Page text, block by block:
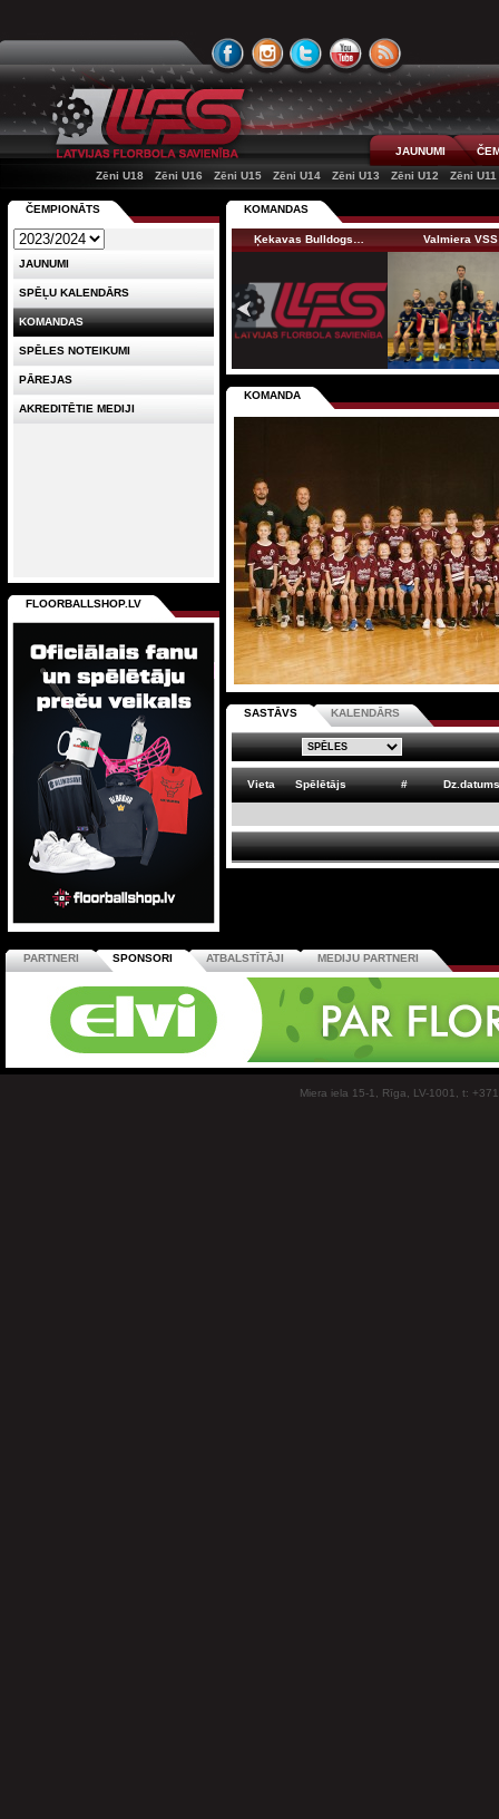
JAUNUMI
Zēni U18
Zēni U16 Zēni U15 Zēni U14 Zēni U13 Zēni U12 Zēni U11
KOMANDAS
Ķekavas Bulldogs… Valmiera
KOMANDA
SASTĀVS KALENDĀRS
Vieta Spēlētājs # Dz.datums
ČEMPIONĀTS
JAUNUMI
SPĒĻU KALENDĀRS
KOMANDAS
SPĒLES NOTEIKUMI
PĀREJAS
AKREDITĒTIE MEDIJI
FLOORBALLSHOP.LV
PARTNERI SPONSORI ATBALSTĪTĀJI MEDIJU PARTNERI
Miera iela 15-1, Rīga, LV-1001, t: